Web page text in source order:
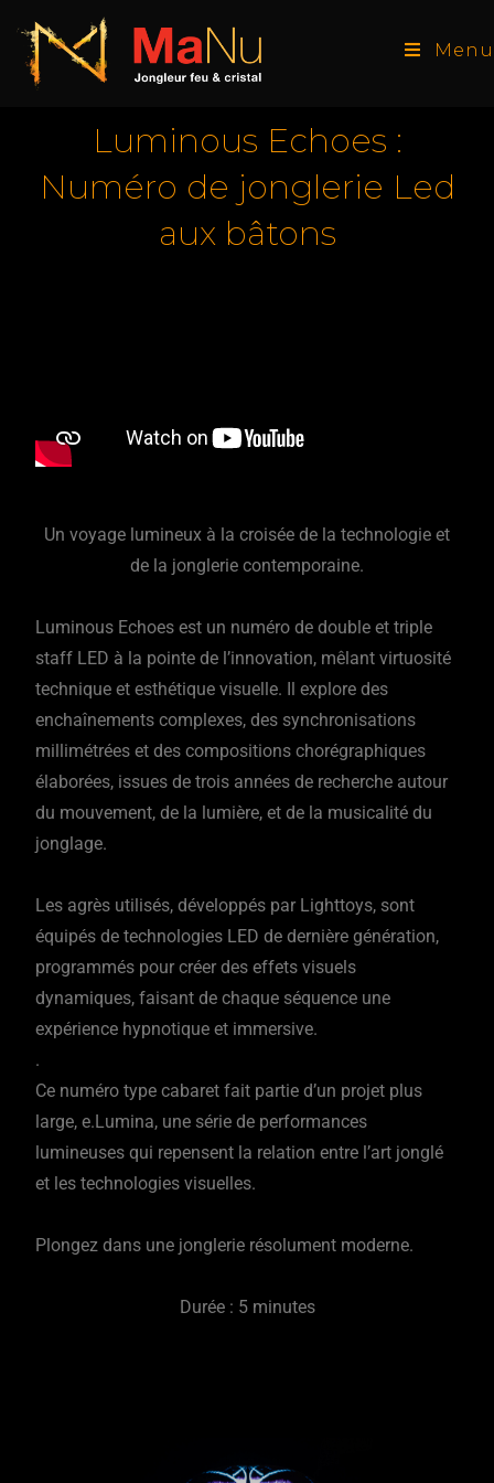
Menu
Luminous Echoes :
Numéro de jonglerie Led
aux bâtons
Un voyage lumineux à la croisée de la technologie et
de la jonglerie contemporaine.
Luminous Echoes est un numéro de double et triple
staff LED à la pointe de l’innovation, mêlant virtuosité
technique et esthétique visuelle. Il explore des
enchaînements complexes, des synchronisations
millimétrées et des compositions chorégraphiques
élaborées, issues de trois années de recherche autour
du mouvement, de la lumière, et de la musicalité du
jonglage.
Les agrès utilisés, développés par Lighttoys, sont
équipés de technologies LED de dernière génération,
programmés pour créer des effets visuels
dynamiques, faisant de chaque séquence une
expérience hypnotique et immersive.
.
Ce numéro type cabaret fait partie d’un projet plus
large, e.Lumina, une série de performances
lumineuses qui repensent la relation entre l’art jonglé
et les technologies visuelles.
Plongez dans une jonglerie résolument moderne.
Durée : 5 minutes